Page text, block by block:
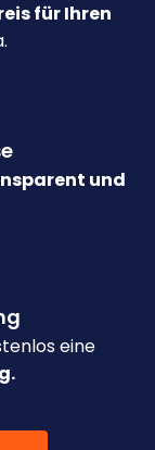
für Ihren
und
eine